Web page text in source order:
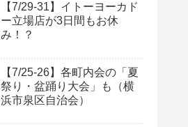
【7/29-31】イトーヨーカド
ー立場店が3日間もお休
み！？
【7/25-26】各町内会の「夏
祭り・盆踊り大会」も（横
浜市泉区自治会）